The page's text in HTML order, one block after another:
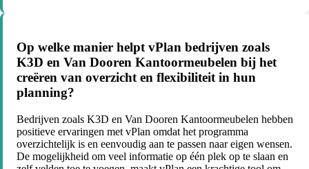
Op welke manier helpt vPlan bedrijven zoals
K3D en Van Dooren Kantoormeubelen bij het
creëren van overzicht en flexibiliteit in hun
planning?
Bedrijven zoals K3D en Van Dooren Kantoormeubelen hebben
positieve ervaringen met vPlan omdat het programma
overzichtelijk is en eenvoudig aan te passen naar eigen wensen.
De mogelijkheid om veel informatie op één plek op te slaan en